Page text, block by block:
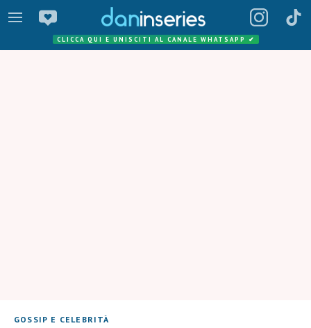
CLICCA QUI E UNISCITI AL CANALE WHATSAPP ✔
GOSSIP E CELEBRITÀ